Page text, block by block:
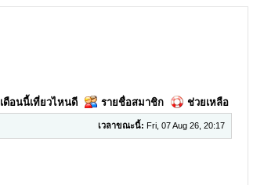
เดือนนี้เที่ยวไหนดี รายชื่อสมาชิก ช่วยเหลือ
เวลาขณะนี้: Fri, 07 Aug 26, 20:17